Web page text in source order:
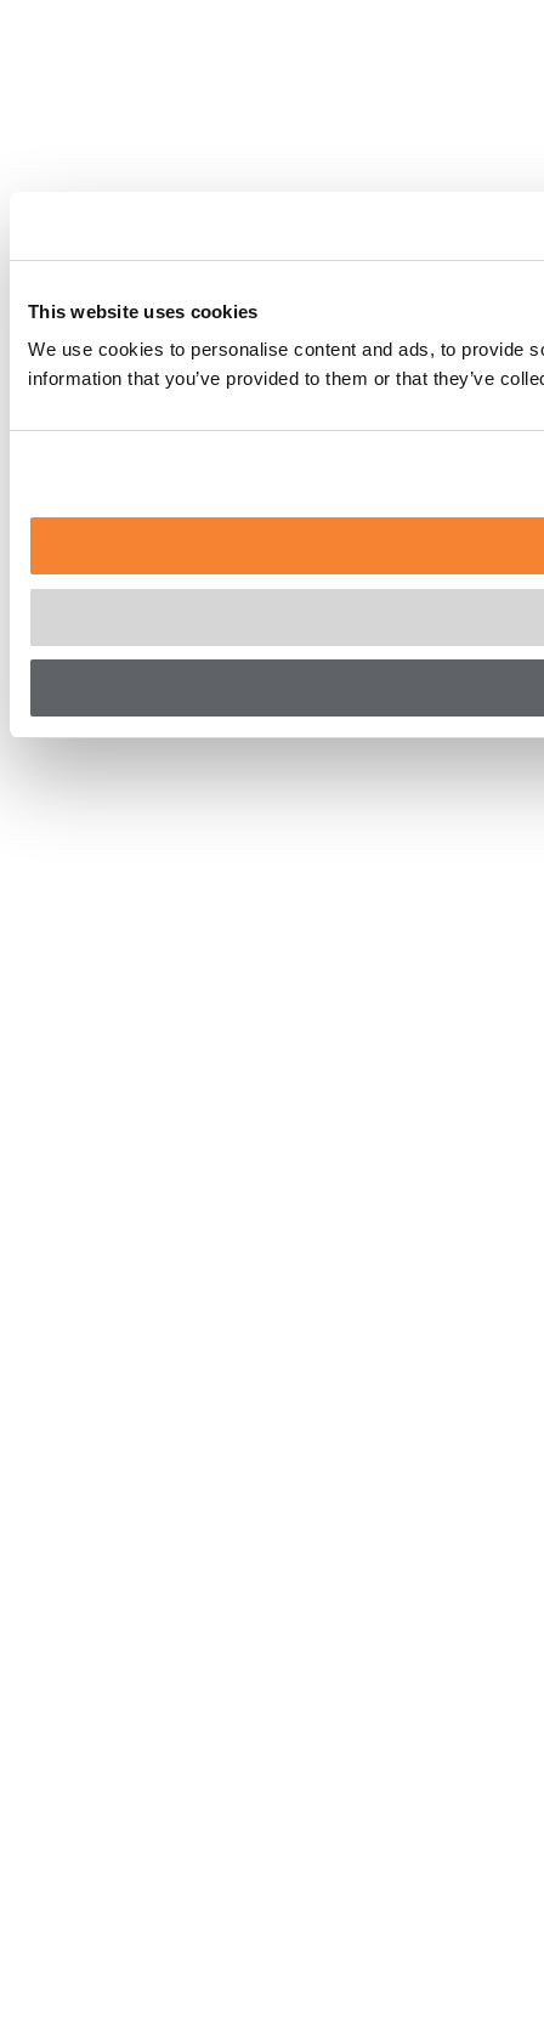
This website uses cookies
We use cookies to personalise content and ads, to provide
information that you’ve provided to them or that they’ve